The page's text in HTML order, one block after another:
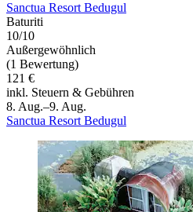
Sanctua Resort Bedugul
Baturiti
10/10
Außergewöhnlich
(1 Bewertung)
121 €
inkl. Steuern & Gebühren
8. Aug.–9. Aug.
Sanctua Resort Bedugul